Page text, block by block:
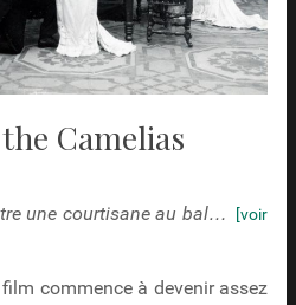
Camelias
une courtisane au bal…
[voir
commence à devenir assez